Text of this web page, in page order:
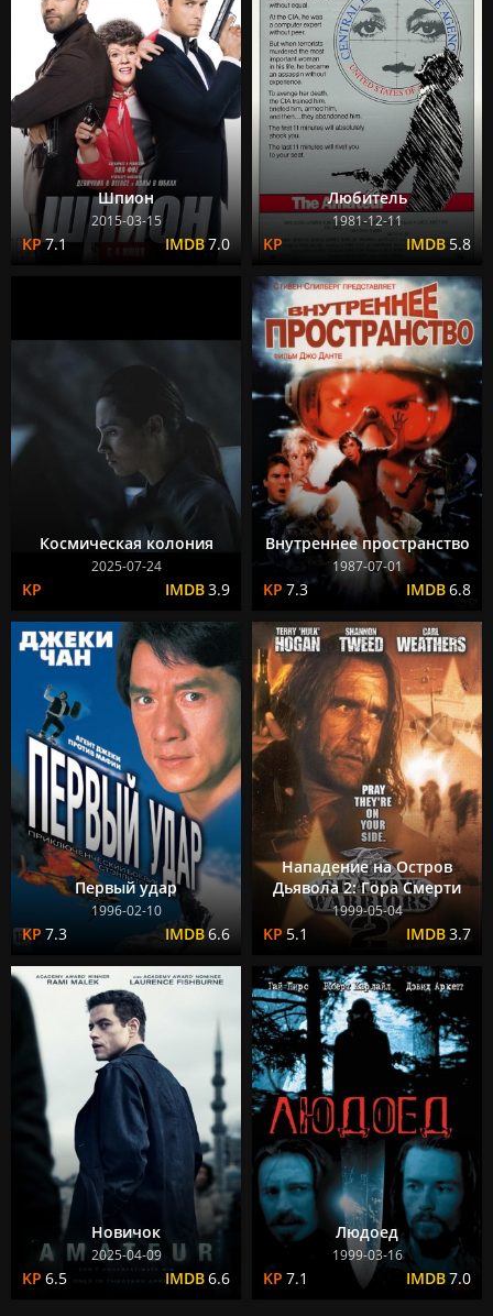
Шпион
2015-03-15
7.1 7.0
Любитель
1981-12-11
5.8
Космическая колония
2025-07-24
3.9
Внутреннее пространство
1987-07-01
7.3 6.8
Первый удар
1996-02-10
7.3 6.6
Нападение на Остров
Дьявола 2: Гора Смерти
1999-05-04
5.1 3.7
Новичок
2025-04-09
6.5 6.6
Людоед
1999-03-16
7.1 7.0